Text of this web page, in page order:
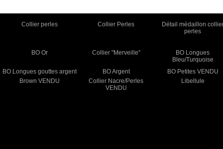
Collier perles Collier Perles
Détail médaillon
perles
BO Or Collier "Merveille"
BO Longues
Bleu/Turquoise
BO Longues gouttes argent
BO Argent
BO Petites VENDU
Brown VENDU
Collier Nacre/Perles
VENDU
Libellule